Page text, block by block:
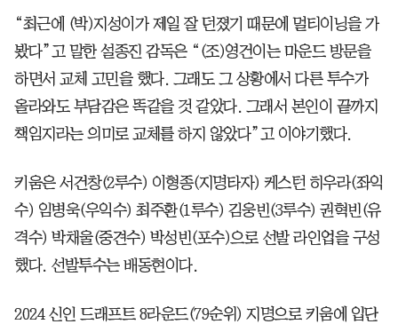
“최근에 (박)지성이가 제일 잘 던졌기 때문에 멀티이닝을 가
봤다”고 말한 설종진 감독은 “(조)영건이는 마운드 방문을
하면서 교체 고민을 했다. 그래도 그 상황에서 다른 투수가
올라와도 부담감은 똑같을 것 같았다. 그래서 본인이 끝까지
책임지라는 의미로 교체를 하지 않았다”고 이야기했다.
키움은 서건창(2루수) 이형종(지명타자) 케스턴 히우라(좌익
수) 임병욱(우익수) 최주환(1루수) 김웅빈(3루수) 권혁빈(유
격수) 박채울(중견수) 박성빈(포수)으로 선발 라인업을 구성
했다. 선발투수는 배동현이다.
2024 신인 드래프트 8라운드(79순위) 지명으로 키움에 입단